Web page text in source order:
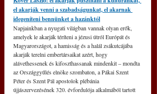
el akarják venni a szabadságunkat, el akarnak
idegeníteni bennünket a hazánktól
Napjainkban a nyugati világban vannak olyan erők,
amelyek le akarják téríteni a jézusi útról Európát és
Magyarországot, a hamisság és a halál zsákutcájába
akarják terelni embertársaikat azért, hogy
alávethessenek és kifoszthassanak mindenkit – mondta
az Országgyűlés elnöke szombaton, a Pákai Szent
Péter és Szent Pál apostolok plébánia
újjászervezésének 320. évfordulója alkalmából tartott